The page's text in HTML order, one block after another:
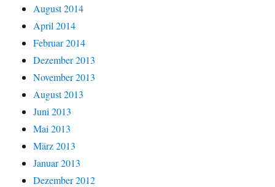
August 2014
April 2014
Februar 2014
Dezember 2013
November 2013
August 2013
Juni 2013
Mai 2013
März 2013
Januar 2013
Dezember 2012